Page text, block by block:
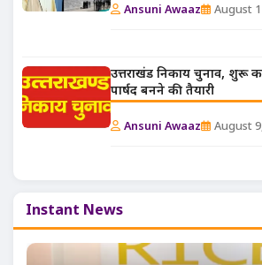
Ansuni Awaaz August
उत्तराखंड निकाय चुनाव, शुरू
पार्षद बनने की तैयारी
Ansuni Awaaz August
Instant News